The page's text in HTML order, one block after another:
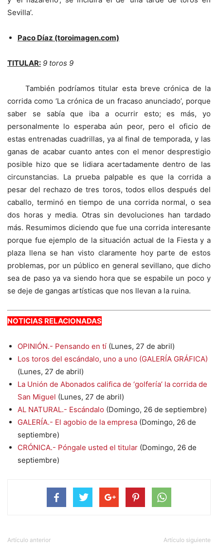
Sevilla’.
Paco Díaz (toroimagen.com)
TITULAR: 9 toros 9
También podríamos titular esta breve crónica de la
corrida como ‘La crónica de un fracaso anunciado’, porque
saber se sabía que iba a ocurrir esto; es más, yo
personalmente lo esperaba aún peor, pero el oficio de
estas entrenadas cuadrillas, ya al final de temporada, y las
ganas de acabar cuanto antes con el menor desprestigio
posible hizo que se lidiara acertadamente dentro de las
circunstancias. La prueba palpable es que la corrida a
pesar del rechazo de tres toros, todos ellos después del
caballo, terminó en tiempo de una corrida normal, o sea
dos horas y media. Otras sin devoluciones han tardado
más. Resumimos diciendo que fue una corrida interesante
porque fue ejemplo de la situación actual de la Fiesta y a
plaza llena se han visto claramente hoy parte de estos
problemas, por un público en general sevillano, que dicho
sea de paso ya va siendo hora que se espabile un poco y
se deje de gangas artísticas que nos llevan a la ruina.
NOTICIAS RELACIONADAS
OPINIÓN.- Pensando en tí (Lunes, 27 de abril)
Los toros del escándalo, uno a uno (GALERÍA GRÁFICA)
(Lunes, 27 de abril)
La Unión de Abonados califica de ‘golfería’ la corrida de
San Miguel (Lunes, 27 de abril)
AL NATURAL.- Escándalo (Domingo, 26 de septiembre)
GALERÍA.- El agobio de la empresa (Domingo, 26 de
septiembre)
CRÓNICA.- Póngale usted el titular (Domingo, 26 de
septiembre)
Artículo anterior Artículo siguiente